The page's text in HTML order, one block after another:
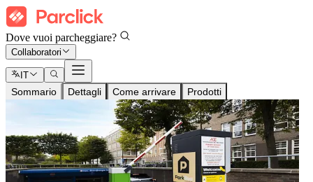
Dove vuoi parcheggiare?
Collaboratori
IT
Sommario Dettagli Come arrivare Prodotti